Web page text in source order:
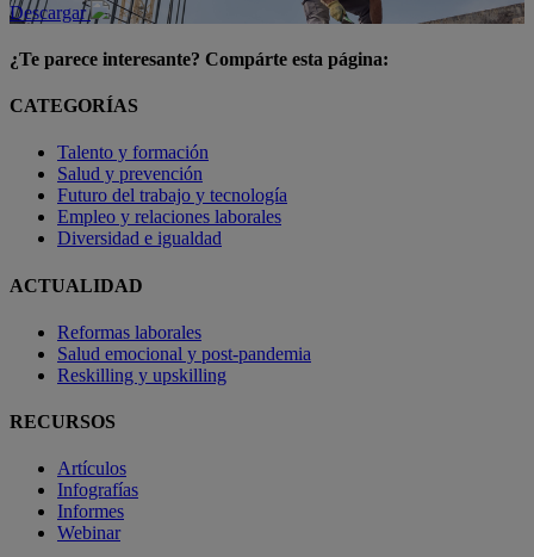
Descargar
¿Te parece interesante? Compárte esta página:
CATEGORÍAS
Talento y formación
Salud y prevención
Futuro del trabajo y tecnología
Empleo y relaciones laborales
Diversidad e igualdad
ACTUALIDAD
Reformas laborales
Salud emocional y post-pandemia
Reskilling y upskilling
RECURSOS
Artículos
Infografías
Informes
Webinar